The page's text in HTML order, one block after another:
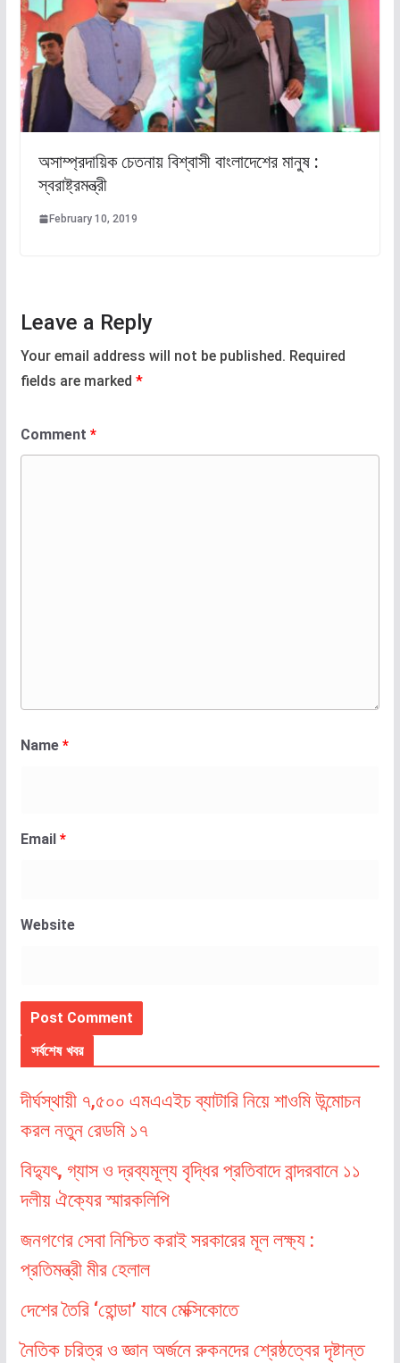
অসাম্প্রদায়িক চেতনায় বিশ্বাসী বাংলাদেশের মানুষ :
স্বরাষ্ট্রমন্ত্রী
February 10, 2019
Leave a Reply
Your email address will not be published. Required
fields are marked *
Comment *
Name *
Email *
Website
সর্বশেষ খবর
দীর্ঘস্থায়ী ৭,৫০০ এমএএইচ ব্যাটারি নিয়ে শাওমি উন্মোচন
করল নতুন রেডমি ১৭
বিদ্যুৎ, গ্যাস ও দ্রব্যমূল্য বৃদ্ধির প্রতিবাদে বান্দরবানে ১১
দলীয় ঐক্যের স্মারকলিপি
জনগণের সেবা নিশ্চিত করাই সরকারের মূল লক্ষ্য :
প্রতিমন্ত্রী মীর হেলাল
দেশের তৈরি ‘হোন্ডা’ যাবে মেক্সিকোতে
নৈতিক চরিত্র ও জ্ঞান অর্জনে রুকনদের শ্রেষ্ঠত্বের দৃষ্টান্ত